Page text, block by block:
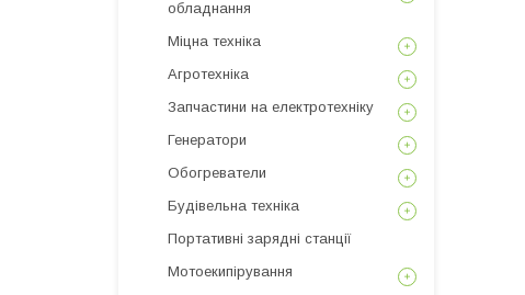
обладнання
Міцна техніка
Агротехніка
Запчастини на електротехніку
Генератори
Обогреватели
Будівельна техніка
Портативні зарядні станції
Мотоекипірування